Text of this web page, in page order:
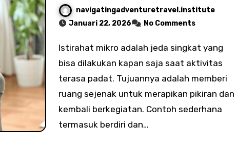
navigatingadventuretravel.institute
Januari 22, 2026
No Comments
Istirahat mikro adalah jeda singkat yang
bisa dilakukan kapan saja saat aktivitas
terasa padat. Tujuannya adalah memberi
ruang sejenak untuk merapikan pikiran dan
kembali berkegiatan. Contoh sederhana
termasuk berdiri dan…